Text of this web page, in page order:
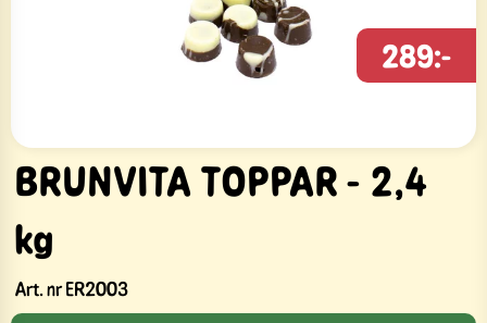
BRUNVITA TOPPAR - 2,4
kg
Art. nrER2003
289:-